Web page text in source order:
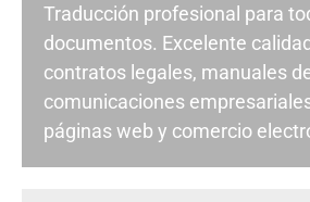
Traducción profesional para
documentos. Excelente
contratos legales, manuales
comunicaciones
páginas web y comercio